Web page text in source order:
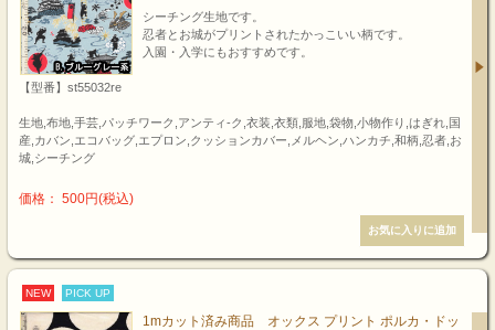
シーチング生地です。
忍者とお城がプリントされたかっこいい柄です。
入園・入学にもおすすめです。
【型番】st55032re
生地,布地,手芸,パッチワーク,アンティ-ク,衣装,衣類,服地,袋物,小物作り,はぎれ,国
産,カバン,エコバッグ,エプロン,クッションカバー,メルヘン,ハンカチ,和柄,忍者,お
城,シーチング
価格： 500円(税込)
NEW PICK UP
1mカット済み商品 オックス プリント ポルカ・ドッ